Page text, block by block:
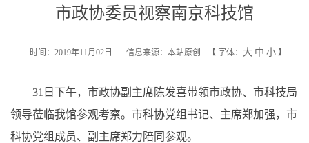
市政协委员视察南京科技馆
时间：2019年11月02日 信息来源：本站原创 【 字体： 大 中 小 】
31日下午，市政协副主席陈发喜带领市政协、市科技局
领导莅临我馆参观考察。市科协党组书记、主席郑加强，市
科协党组成员、副主席郑力陪同参观。